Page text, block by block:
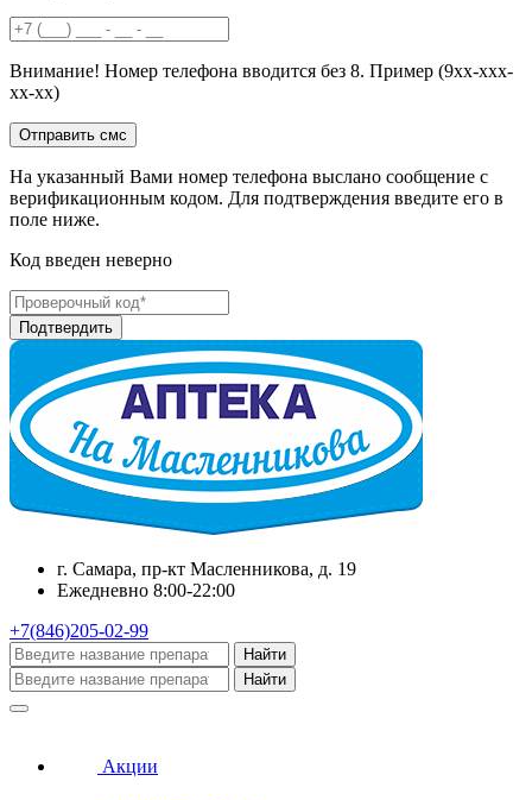
Внимание! Номер телефона вводится без 8. Пример (9хх-ххх-
хх-хх)
На указанный Вами номер телефона выслано сообщение с
верификационным кодом. Для подтверждения введите его в
поле ниже.
Код введен неверно
г. Самара, пр-кт Масленникова, д. 19
Ежедневно 8:00-22:00
+7(846)205-02-99
Найти
Найти
Акции